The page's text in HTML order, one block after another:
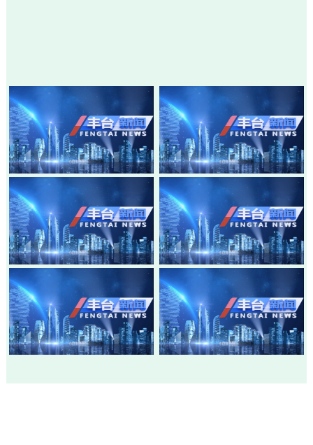
20260805-丰台新闻
20260803-丰台新闻
20260730-丰台新闻